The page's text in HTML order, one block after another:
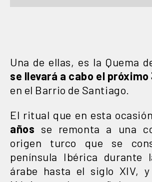
Una de ellas, es la Quema
se llevará a cabo el próximo
en el Barrio de Santiago.
El ritual que en esta ocasión
años se remonta a una
origen turco que se
península Ibérica durante
árabe hasta el siglo XIV,